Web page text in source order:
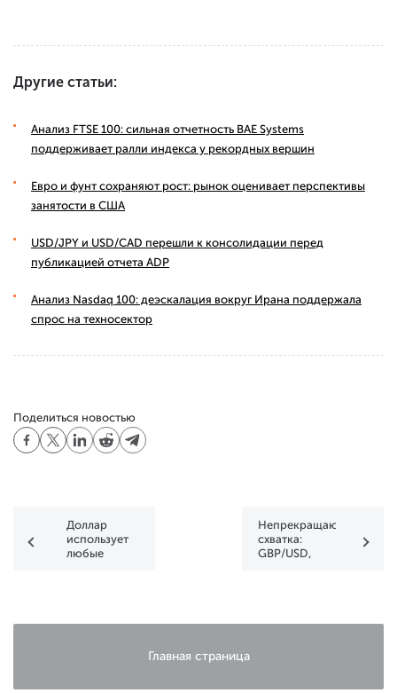
Другие статьи:
Анализ FTSE 100: сильная отчетность BAE Systems
поддерживает ралли индекса у рекордных вершин
Евро и фунт сохраняют рост: рынок оценивает перспективы
занятости в США
USD/JPY и USD/CAD перешли к консолидации перед
публикацией отчета ADP
Анализ Nasdaq 100: деэскалация вокруг Ирана поддержала
спрос на техносектор
Поделиться новостью
Доллар
использует
любые
Непрекращающаяся
схватка:
GBP/USD,
Главная страница